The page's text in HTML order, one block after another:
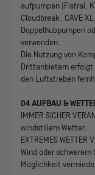
aufpumpen (Fistral,
Cloudbreak, CAVE
Doppelhubpumpen
verwenden.
Die Nutzung von
Drittanbietern erfolgt
den Luftstreben
04 AUFBAU &
IMMER SICHER
windstillem Wetter.
EXTREMES
Wind oder
Möglichkeit